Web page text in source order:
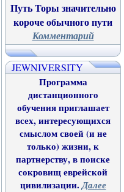
Путь Торы значительно
короче обычного пути
Комментарий
JEWNIVERSITY
Программа
дистанционного
обучения приглашает
всех, интересующихся
смыслом своей (и не
только) жизни, к
партнерству, в поиске
сокровищ еврейской
цивилизации.Далее